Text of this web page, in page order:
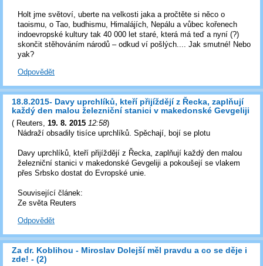
Holt jme světoví, uberte na velkosti jaka a pročtěte si něco o
taoismu, o Tao, budhismu, Himalájích, Nepálu a vůbec kořenech
indoevropské kultury tak 40 000 let staré, která má teď a nyní (?)
skončit stěhováním národů – odkud ví pošlých.... Jak smutné! Nebo
yak?
Odpovědět
18.8.2015- Davy uprchlíků, kteří přijíždějí z Řecka, zaplňují
každý den malou železniční stanici v makedonské Gevgeliji
( Reuters, 19. 8. 2015 12:58)
Nádraží obsadily tisíce uprchlíků. Spěchají, bojí se plotu
Davy uprchlíků, kteří přijíždějí z Řecka, zaplňují každý den malou
železniční stanici v makedonské Gevgeliji a pokoušejí se vlakem
přes Srbsko dostat do Evropské unie.
Související článek:
Ze světa Reuters
Odpovědět
Za dr. Koblihou - Miroslav Dolejší měl pravdu a co se děje i
zde! - (2)